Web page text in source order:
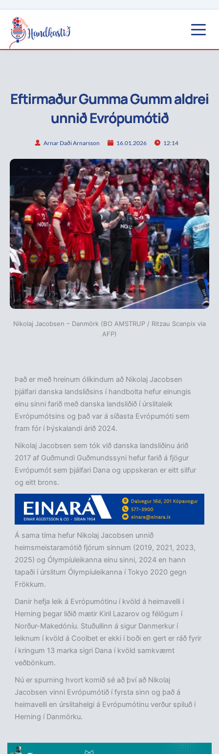
Eftirmaður Gumma Gumm aldrei
unnið Evrópumótið
Arnar Daði Arnarsson 16.01.2026 12:14
Nikolaj Jacobsen – Danmörk (BO AMSTRUP / Ritzau Scanpix via
AFP)
Það er með hreinum ólíkindum að Nikolaj Jacobsen
þjálfari danska landsliðsins í handbolta hefur einungis
einu sinni farið með danska landsliðið í úrslitaleik
Evrópumótsins og það var á síðasta Evrópumóti sem
fram fór í Þýskalandi árið 2024.
Nikolaj Jacobsen sem tók við danska landsliðinu árið
2017 af Guðmundi Guðmundssyni hefur farið á fjögur
Evrópumót sem þjálfari Dana og uppskeran er eitt silfur
og eitt brons.
Á sama tíma hefur Nikolaj Jacobsen unnið
heimsmeistaramótið fjórum sinnum (2019, 2021, 2023,
2025) og Ólympíuleikanna einu sinni, 2024 en hann
tapaði í úrslitum Ólympíuleikanna í Tokyo 2020 gegn
Frökkum.
Danir hefja leik á Evrópumótinu í kvöld á heimavelli í
Herning þegar liðið mætir Kiril Lazarov og félögum í
Norður-Makedóníu. Stuðullinn á sigur Danmerkur í
leiknum í kvöld á Coolbet er ekki í boði en gert er ráð fyrir
í kringum 13 marka sigri Dana í kvöld samkvæmt
veðbönkum.
Nú er spurning hvort komið sé að því að Nikolaj
Jacobsen vinni Evrópumótið í fyrsta sinn og það á
heimavelli en úrslitahelgi á Evrópumótinu verður spiluð í
Herning í Danmörku.